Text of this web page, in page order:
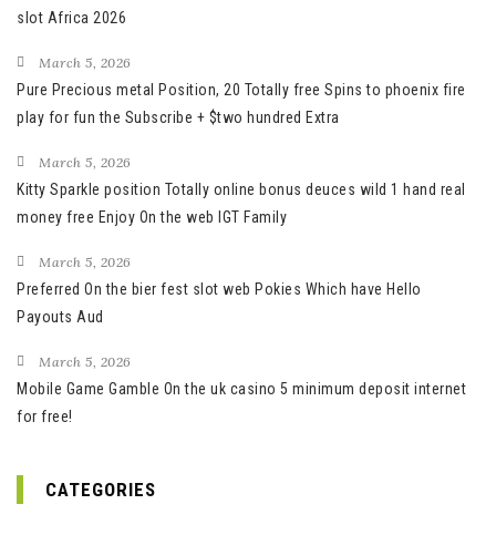
slot Africa 2026
March 5, 2026
Pure Precious metal Position, 20 Totally free Spins to phoenix fire
play for fun the Subscribe + $two hundred Extra
March 5, 2026
Kitty Sparkle position Totally online bonus deuces wild 1 hand real
money free Enjoy On the web IGT Family
March 5, 2026
Preferred On the bier fest slot web Pokies Which have Hello
Payouts Aud
March 5, 2026
Mobile Game Gamble On the uk casino 5 minimum deposit internet
for free!
CATEGORIES